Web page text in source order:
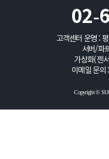
02-
고객센터 운영 :
서버/파
가상화(젠
이메일 문의 :
Copyright ©